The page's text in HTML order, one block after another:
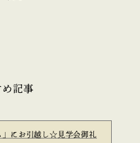
め記事
」にお引越し☆見学会御礼